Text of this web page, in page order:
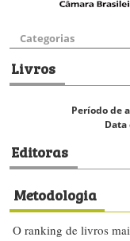
Categorias
Livros
Período de
Data
Editoras
Metodologia
O ranking de livros